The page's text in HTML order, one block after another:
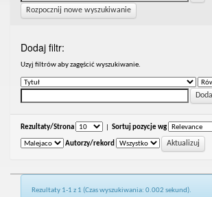
Rozpocznij nowe wyszukiwanie
Dodaj filtr:
Uzyj filtrów aby zagęścić wyszukiwanie.
Rezultaty/Strona Sortuj pozycje wg
Autorzy/rekord
Rezultaty 1-1 z 1 (Czas wyszukiwania: 0.002 sekund).